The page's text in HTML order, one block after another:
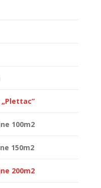
100m2
150m2
200m2